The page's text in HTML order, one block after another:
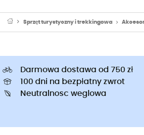
Sprzęt turystyczny i trekkingowa
Darmowa dostawa od 750 zł
100 dni na bezpłatny zwrot
Neutralnosc weglowa